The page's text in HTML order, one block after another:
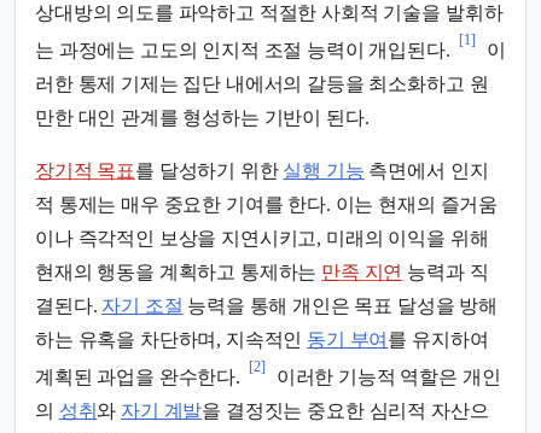
상대방의 의도를 파악하고 적절한 사회적 기술을 발휘하
는 과정에는 고도의 인지적 조절 능력이 개입된다.
[1]
이
러한 통제 기제는 집단 내에서의 갈등을 최소화하고 원
만한 대인 관계를 형성하는 기반이 된다.
장기적 목표를 달성하기 위한 실행 기능 측면에서 인지
적 통제는 매우 중요한 기여를 한다. 이는 현재의 즐거움
이나 즉각적인 보상을 지연시키고, 미래의 이익을 위해
현재의 행동을 계획하고 통제하는 만족 지연 능력과 직
결된다. 자기 조절 능력을 통해 개인은 목표 달성을 방해
하는 유혹을 차단하며, 지속적인 동기 부여 를 유지하여
계획된 과업을 완수한다.
[2]
이러한 기능적 역할은 개인
의 성취 와 자기 계발을 결정짓는 중요한 심리적 자산으